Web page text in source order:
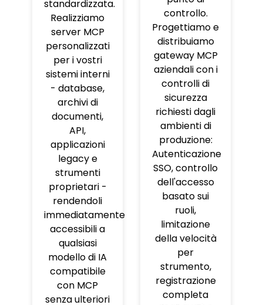
standardizzata.
Realizziamo
server MCP
personalizzati
per i vostri
sistemi interni
- database,
archivi di
documenti,
API,
applicazioni
legacy e
strumenti
proprietari -
rendendoli
immediatamente
accessibili a
qualsiasi
modello di IA
compatibile
con MCP
senza ulteriori
controllo.
Progettiamo e
distribuiamo
gateway MCP
aziendali con i
controlli di
sicurezza
richiesti dagli
ambienti di
produzione:
Autenticazione
SSO, controllo
dell'accesso
basato sui
ruoli,
limitazione
della velocità
per
strumento,
registrazione
completa